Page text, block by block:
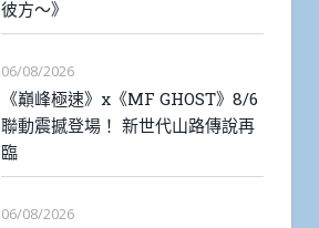
彼方～》
06/08/2026
《巔峰極速》x《MF GHOST》8/6
聯動震撼登場！ 新世代山路傳說再
臨
06/08/2026